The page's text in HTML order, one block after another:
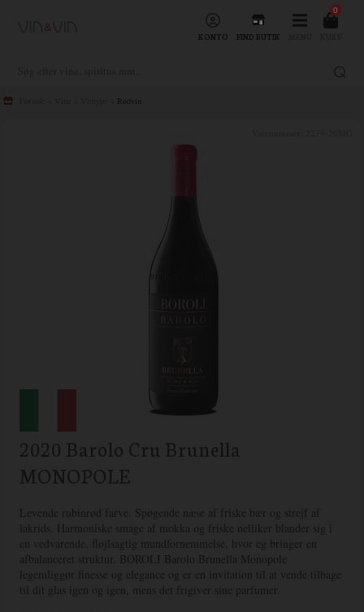
KONTO FIND BUTIK
0
Rødvin
2020 Barolo Cru Brunella
MONOPOLE
Levende rubinrød farve. Spøgende næse af friske bær og strejf af
lakrids. Harmoniske smage af mokka og friske nelliker blander sig i
en vedvarende, fløjlsagtig mundfornemmelse, hvor eg bringer en
afbalanceret struktur. BOROLI Barolo Brunella Monopole
legemliggør finesse og elegance og er en invitation til at vende tilbage
til dit glas igen og igen, mens det frigiver sine parfumer.